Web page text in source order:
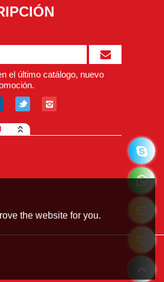
el último catálogo, nuevo
the website for you.